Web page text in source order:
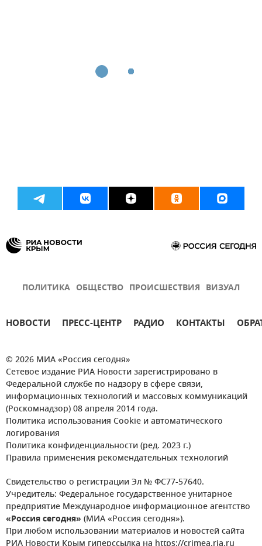
ПОЛИТИКА ОБЩЕСТВО ПРОИСШЕСТВИЯ ВИЗУАЛ
НОВОСТИ ПРЕСС-ЦЕНТР РАДИО КОНТАКТЫ
© 2026 МИА «Россия сегодня»
Сетевое издание РИА Новости зарегистрировано в
Федеральной службе по надзору в сфере связи,
информационных технологий и массовых коммуникаций
(Роскомнадзор) 08 апреля 2014 года.
Политика использования Cookie и автоматического
логирования
Политика конфиденциальности (ред. 2023 г.)
Правила применения рекомендательных технологий
Свидетельство о регистрации Эл № ФС77-57640.
Учредитель: Федеральное государственное унитарное
предприятие Международное информационное агентство
«Россия сегодня» (МИА «Россия сегодня»).
При любом использовании материалов и новостей сайта